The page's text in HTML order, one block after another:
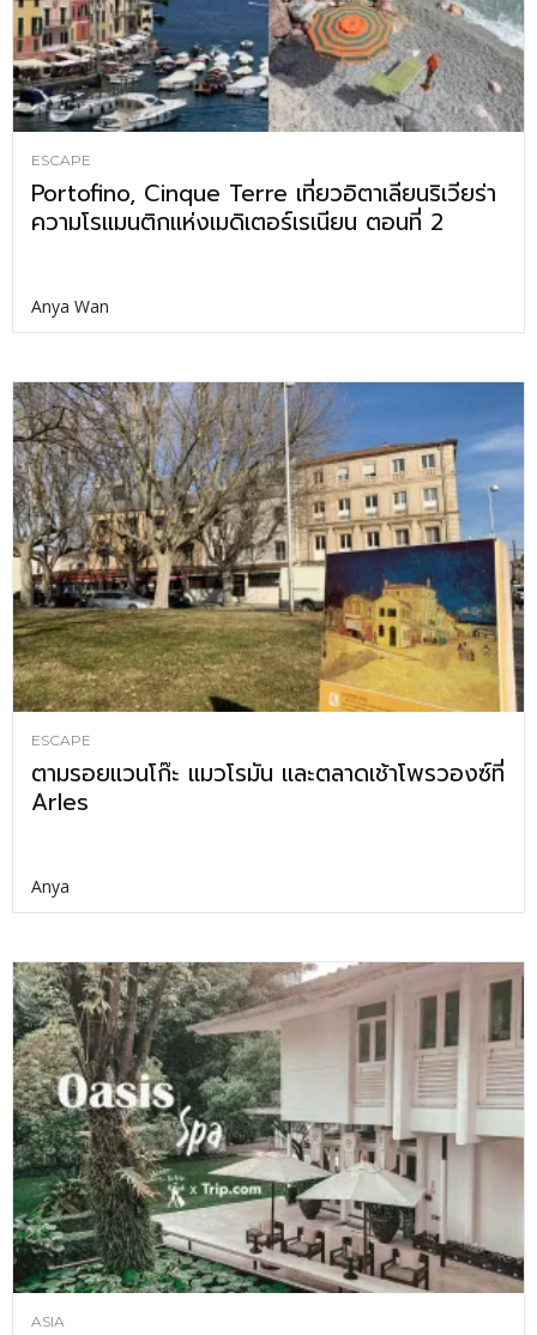
ESCAPE
Portofino, Cinque Terre เที่ยวอิตาเลียนริเวียร่า
ความโรแมนติกแห่งเมดิเตอร์เรเนียน ตอนที่ 2
Anya Wan
ESCAPE
ตามรอยแวนโก๊ะ แมวโรมัน และตลาดเช้าโพรวองซ์ที่
Arles
Anya
ASIA